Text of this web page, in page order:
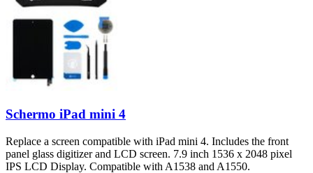
Schermo iPad mini 4
Replace a screen compatible with iPad mini 4. Includes the front
panel glass digitizer and LCD screen. 7.9 inch 1536 x 2048 pixel
IPS LCD Display. Compatible with A1538 and A1550.